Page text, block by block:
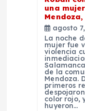
una
agosto
La noche
mujer fue
violencia
de la
Mendoza.
primeros
color rojo,
huyeron…